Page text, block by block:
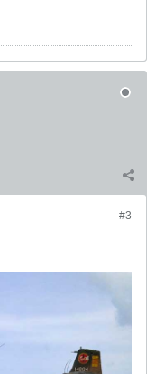
#3